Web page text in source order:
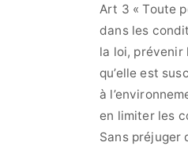
Art 3 « Toute
dans les
la loi,
qu’elle est
à
en limiter les
Sans préjuger